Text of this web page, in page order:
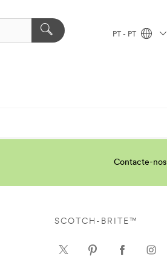
PT - PT
Contacte-nos
SCOTCH-BRITE™